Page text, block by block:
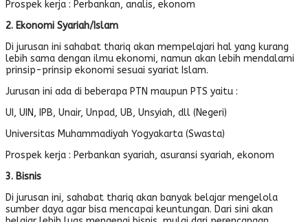
Prospek kerja : Perbankan, analis, ekonom
2. Ekonomi Syariah/Islam
Di jurusan ini sahabat thariq akan mempelajari hal yang kurang
lebih sama dengan ilmu ekonomi, namun akan lebih mendalami
prinsip-prinsip ekonomi sesuai syariat Islam.
Jurusan ini ada di beberapa PTN maupun PTS yaitu :
UI, UIN, IPB, Unair, Unpad, UB, Unsyiah, dll (Negeri)
Universitas Muhammadiyah Yogyakarta (Swasta)
Prospek kerja : Perbankan syariah, asuransi syariah, ekonom
3. Bisnis
Di jurusan ini, sahabat thariq akan banyak belajar mengelola
sumber daya agar bisa mencapai keuntungan. Dari sini akan